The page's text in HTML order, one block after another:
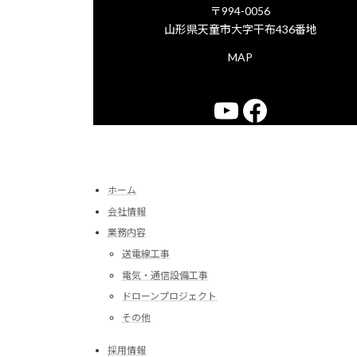
〒994-0056
山形県天童市大字干布436番地
MAP
YouTube
Facebook
ホーム
会社情報
業務内容
送電線工事
電気・通信設備工事
ドローンプロジェクト
その他
採用情報